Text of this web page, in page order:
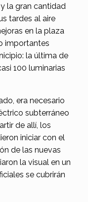
la gran cantidad
tardes al aire
en la plaza
importantes
la última de
100 luminarias
era necesario
subterráneo
de allí, los
iniciar con el
de las nuevas
la visual en un
se cubrirán